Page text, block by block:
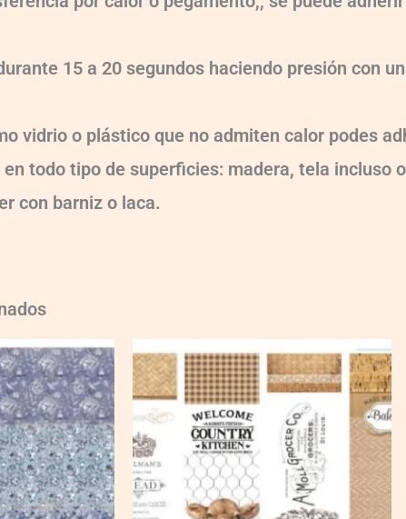
15 a 20 segundos haciendo presión con
vidrio o plástico que no admiten calor podes
todo tipo de superficies: madera, tela incluso
con barniz o laca.
wXXL134
quantity